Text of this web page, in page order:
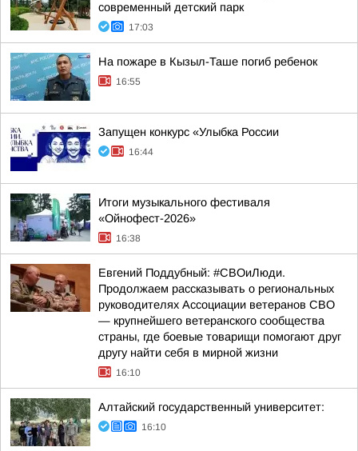
современный детский парк
17:03
На пожаре в Кызыл-Таше погиб ребенок
16:55
Запущен конкурс «Улыбка России
16:44
Итоги музыкального фестиваля
«Ойнофест-2026»
16:38
Евгений Поддубный: #СВОиЛюди.
Продолжаем рассказывать о региональных
руководителях Ассоциации ветеранов СВО
— крупнейшего ветеранского сообщества
страны, где боевые товарищи помогают друг
другу найти себя в мирной жизни
16:10
Алтайский государственный университет:
16:10